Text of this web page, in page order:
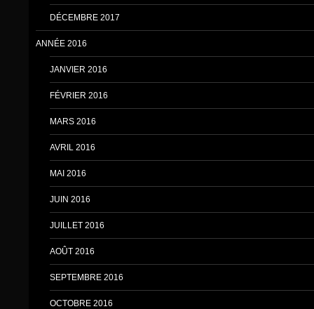
DÉCEMBRE 2017
ANNÉE 2016
JANVIER 2016
FÉVRIER 2016
MARS 2016
AVRIL 2016
MAI 2016
JUIN 2016
JUILLET 2016
AOÛT 2016
SEPTEMBRE 2016
OCTOBRE 2016